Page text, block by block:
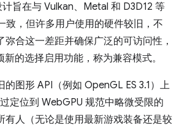
旨在与 Vulkan、Metal 和 D3D12 等
致，但许多用户使用的硬件较旧，不
弥合这一差距并确保广泛的可访问性，
的选择启用功能，称为兼容模式。
图形 API（例如 OpenGL ES 3.1）上
定位到 WebGPU 规范中略微受限的
有人（无论是使用最新游戏装备还是较